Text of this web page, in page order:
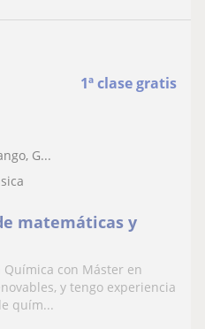
1ª clase gratis
G...
matemáticas y
con Máster en
y tengo experiencia
quím...